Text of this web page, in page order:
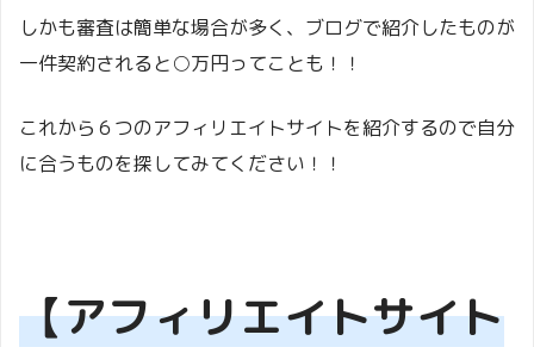
しかも審査は簡単な場合が多く、ブログで紹介したものが
一件契約されると○万円ってことも！！
これから６つのアフィリエイトサイトを紹介するので自分
に合うものを探してみてください！！
【アフィリエイトサイト